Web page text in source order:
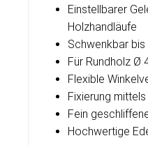
Einstellbarer
Holzhandläufe
Schwenkbar bis
Für Rundholz Ø
Flexible
Fixierung
Fein
Hochwertige